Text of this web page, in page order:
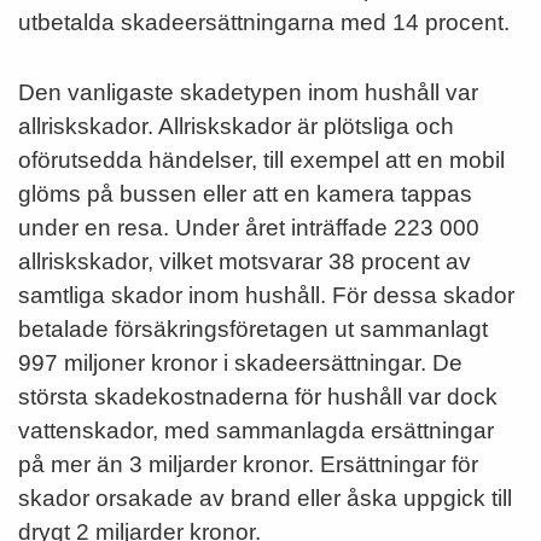
utbetalda skadeersättningarna med 14 procent.
Den vanligaste skadetypen inom hushåll var
allriskskador. Allriskskador är plötsliga och
oförutsedda händelser, till exempel att en mobil
glöms på bussen eller att en kamera tappas
under en resa. Under året inträffade 223 000
allriskskador, vilket motsvarar 38 procent av
samtliga skador inom hushåll. För dessa skador
betalade försäkringsföretagen ut sammanlagt
997 miljoner kronor i skadeersättningar. De
största skadekostnaderna för hushåll var dock
vattenskador, med sammanlagda ersättningar
på mer än 3 miljarder kronor. Ersättningar för
skador orsakade av brand eller åska uppgick till
drygt 2 miljarder kronor.